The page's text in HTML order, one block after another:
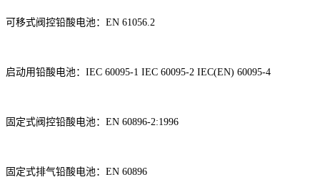
可移式阀控铅酸电池： EN 61056.2
启动用铅酸电池： IEC 60095-1 IEC 60095-2 IEC(EN) 60095-4
固定式阀控铅酸电池： EN 60896-2:1996
固定式排气铅酸电池： EN 60896